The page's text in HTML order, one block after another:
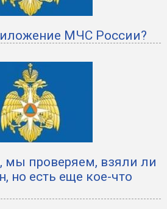
МЧС России?
мы проверяем, взяли ли
но есть еще кое-что